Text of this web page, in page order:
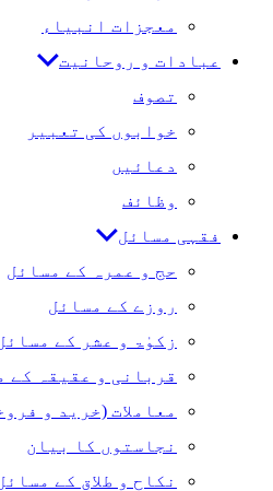
معجزات انبیاء
عبادات و روحانیت
تصوف
خوابوں کی تعبیر
دعائیں
وظائف
فقہی مسائل
حج و عمرہ کے مسائل
روزے کے مسائل
زکوٰۃ و عشر کے
قربانی و عقیقہ کے
معاملات (خرید و
نجاستوں کا بیان
نکاح و طلاق کے